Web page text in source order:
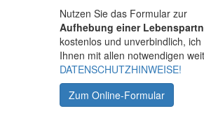
Nutzen Sie das Formular zur
Aufhebung einer
kostenlos und unverbindlich,
Ihnen mit allen notwendigen
DATENSCHUTZHINWEISE!
Zum Online-Formular